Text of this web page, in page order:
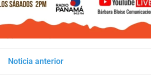
Noticia anterior